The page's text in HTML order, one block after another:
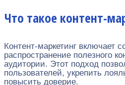
Что такое контент-
Контент-маркетинг включает
распространение полезного
аудитории. Этот подход
пользователей, укрепить
повысить доверие.